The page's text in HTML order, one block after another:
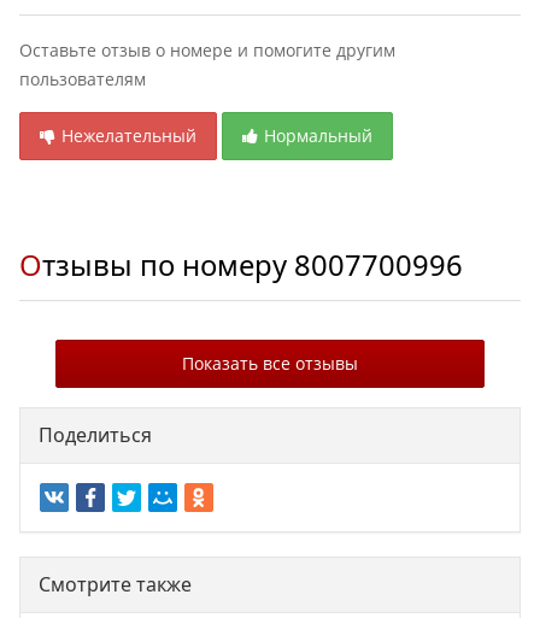
Оставьте отзыв о номере и помогите другим
пользователям
Нежелательный Нормальный
Отзывы по номеру 8007700996
Показать все отзывы
Поделиться
Смотрите также